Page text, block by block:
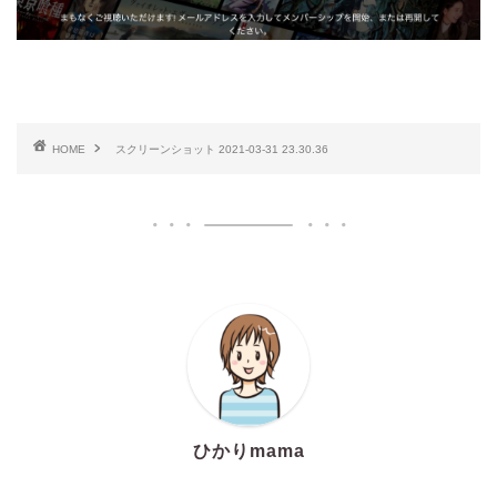
HOME スクリーンショット 2021-03-31 23.30.36
ひかりmama